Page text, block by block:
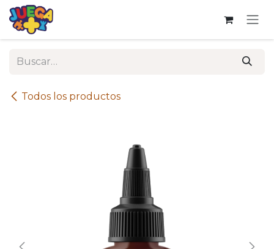
Ir al contenido
Todos los productos